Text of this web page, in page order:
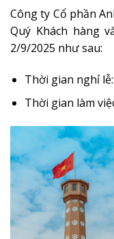
Công ty Cổ phần
Quý Khách hàng
2/9/2025 như sau:
Thời gian nghỉ lễ:
Thời gian làm